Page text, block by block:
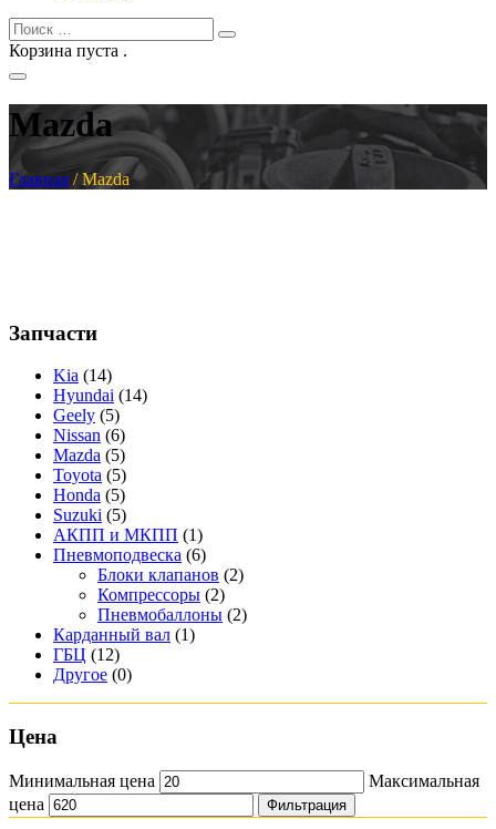
Корзина пуста .
Mazda
Главная /Mazda
Запчасти
Kia (14)
Hyundai (14)
Geely (5)
Nissan (6)
Mazda (5)
Toyota (5)
Honda (5)
Suzuki (5)
АКПП и МКПП (1)
Пневмоподвеска (6)
Блоки клапанов (2)
Компрессоры (2)
Пневмобаллоны (2)
Карданный вал (1)
ГБЦ (12)
Другое (0)
Цена
Минимальная цена
Максимальная
цена
Фильтрация